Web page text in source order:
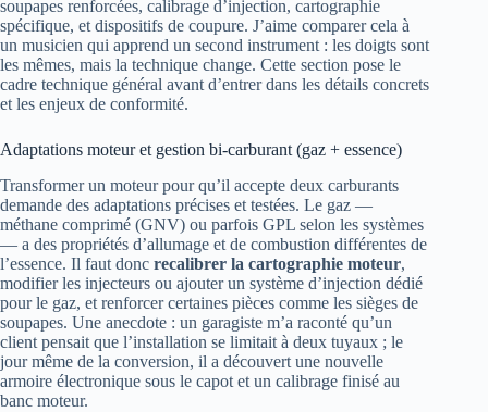
soupapes renforcées, calibrage d’injection, cartographie
spécifique, et dispositifs de coupure. J’aime comparer cela à
un musicien qui apprend un second instrument : les doigts sont
les mêmes, mais la technique change. Cette section pose le
cadre technique général avant d’entrer dans les détails concrets
et les enjeux de conformité.
Adaptations moteur et gestion bi‑carburant (gaz + essence)
Transformer un moteur pour qu’il accepte deux carburants
demande des adaptations précises et testées. Le gaz —
méthane comprimé (GNV) ou parfois GPL selon les systèmes
— a des propriétés d’allumage et de combustion différentes de
l’essence. Il faut donc recalibrer la cartographie moteur,
modifier les injecteurs ou ajouter un système d’injection dédié
pour le gaz, et renforcer certaines pièces comme les sièges de
soupapes. Une anecdote : un garagiste m’a raconté qu’un
client pensait que l’installation se limitait à deux tuyaux ; le
jour même de la conversion, il a découvert une nouvelle
armoire électronique sous le capot et un calibrage finisé au
banc moteur.